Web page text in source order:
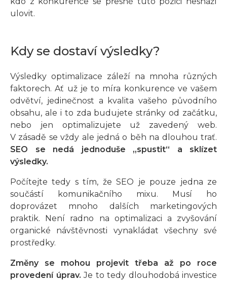
ulovit.
Kdy se dostaví výsledky?
Výsledky optimalizace záleží na mnoha různých
faktorech. Ať už je to míra konkurence ve vašem
odvětví, jedinečnost a kvalita vašeho původního
obsahu, ale i to zda budujete stránky od začátku,
nebo jen optimalizujete už zavedený web.
V zásadě se vždy ale jedná o běh na dlouhou trať.
SEO se nedá jednoduše „spustit“ a sklízet
výsledky.
Počítejte tedy s tím, že SEO je pouze jedna ze
součástí komunikačního mixu. Musí ho
doprovázet mnoho dalších marketingových
praktik. Není radno na optimalizaci a zvyšování
organické návštěvnosti vynakládat všechny své
prostředky.
Změny se mohou projevit třeba až po roce
provedení úprav. Je to tedy dlouhodobá investice